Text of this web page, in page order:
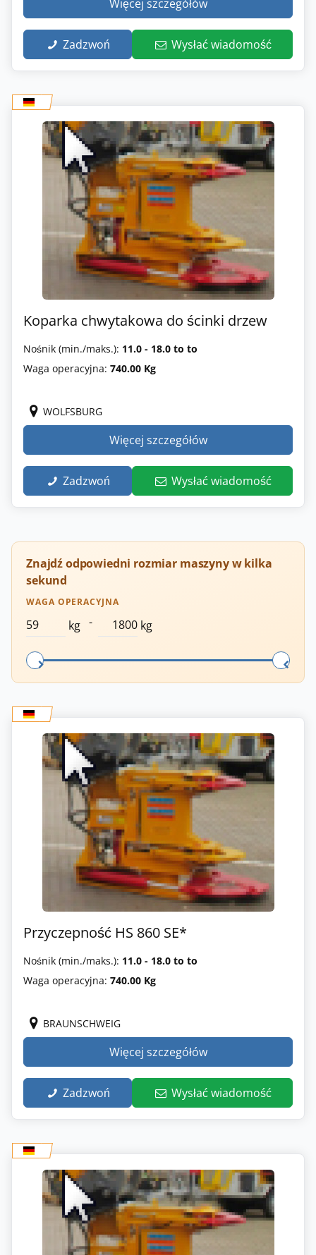
Więcej szczegółów
Zadzwoń Wysłać wiadomość
Koparka chwytakowa do ścinki drzew
Nośnik (min./maks.): 11.0 - 18.0 to to
Waga operacyjna: 740.00 Kg
WOLFSBURG
Więcej szczegółów
Zadzwoń Wysłać wiadomość
Znajdź odpowiedni rozmiar maszyny w kilka
sekund
WAGA OPERACYJNA
kg - kg
Przyczepność HS 860 SE*
Nośnik (min./maks.): 11.0 - 18.0 to to
Waga operacyjna: 740.00 Kg
BRAUNSCHWEIG
Więcej szczegółów
Zadzwoń Wysłać wiadomość